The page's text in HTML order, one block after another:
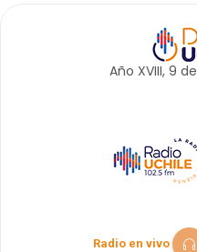
Año XVIII, 9 de
Radio en vivo